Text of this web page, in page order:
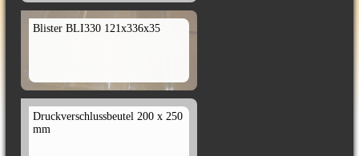
Blister BLI330 121x336x35
Druckverschlussbeutel 200 x 250
mm